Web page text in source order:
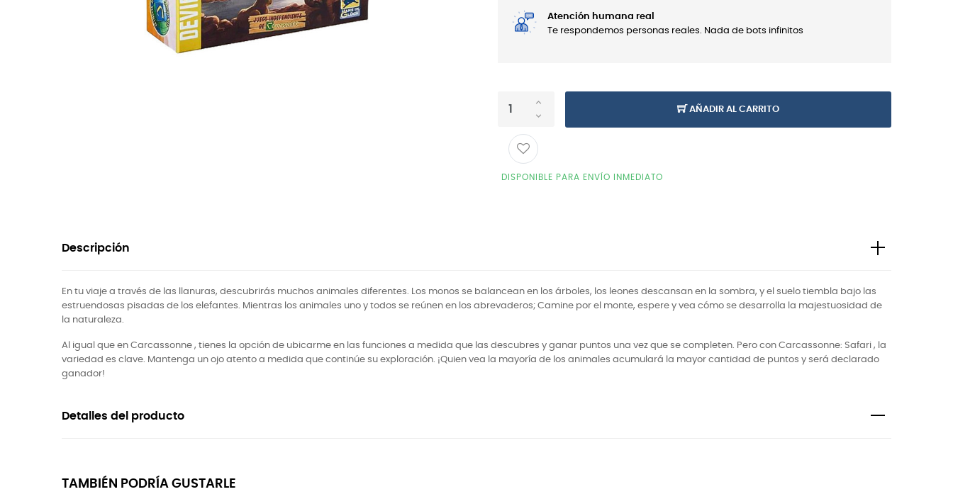
Atención humana real
Te respondemos personas reales. Nada de bots infinitos
AÑADIR AL CARRITO
DISPONIBLE PARA ENVÍO INMEDIATO
Descripción
En tu viaje a través de las llanuras, descubrirás muchos animales diferentes. Los monos se balancean en los árboles, los leones descansan en la sombra, y el suelo tiembla bajo las
estruendosas pisadas de los elefantes. Mientras los animales uno y todos se reúnen en los abrevaderos; Camine por el monte, espere y vea cómo se desarrolla la majestuosidad de
la naturaleza.
Al igual que en Carcassonne , tienes la opción de ubicarme en las funciones a medida que las descubres y ganar puntos una vez que se completen. Pero con Carcassonne: Safari , la
variedad es clave. Mantenga un ojo atento a medida que continúe su exploración. ¡Quien vea la mayoría de los animales acumulará la mayor cantidad de puntos y será declarado
ganador!
Detalles del producto
TAMBIÉN PODRÍA GUSTARLE